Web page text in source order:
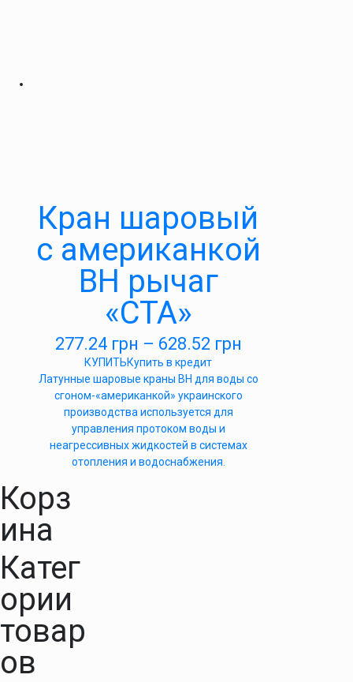
Кран шаровый
с американкой
ВН рычаг
«СТА»
277.24 грн – 628.52 грн
КУПИТЬКупить в кредит
Латунные шаровые краны ВН для воды со
сгоном-«американкой» украинского
производства используется для
управления протоком воды и
неагрессивных жидкостей в системах
отопления и водоснабжения.
Корз
ина
Катег
ории
товар
ов